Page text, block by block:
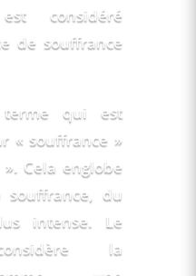
considéré
de souffrance
qui est
« souffrance »
Cela englobe
du
intense. Le
la